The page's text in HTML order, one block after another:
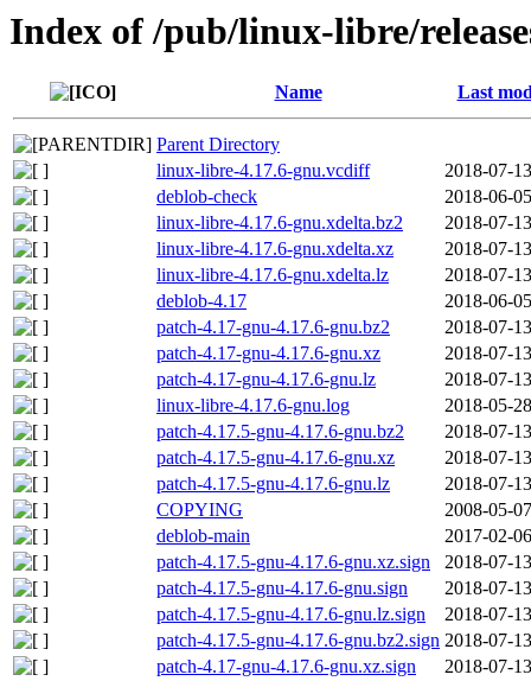
Index of /pub/linux-libre/
Name Last
Parent Directory
linux-libre-4.17.6-gnu.vcdiff
2018-07-
deblob-check
2018-06-
linux-libre-4.17.6-gnu.xdelta.bz2
2018-07-
linux-libre-4.17.6-gnu.xdelta.xz
2018-07-
linux-libre-4.17.6-gnu.xdelta.lz
2018-07-
deblob-4.17
2018-06-
patch-4.17-gnu-4.17.6-gnu.bz2
2018-07-
patch-4.17-gnu-4.17.6-gnu.xz
2018-07-
patch-4.17-gnu-4.17.6-gnu.lz
2018-07-
linux-libre-4.17.6-gnu.log
2018-05-
patch-4.17.5-gnu-4.17.6-gnu.bz2
2018-07-
patch-4.17.5-gnu-4.17.6-gnu.xz
2018-07-
patch-4.17.5-gnu-4.17.6-gnu.lz
2018-07-
COPYING
2008-05-
deblob-main
2017-02-
patch-4.17.5-gnu-4.17.6-gnu.xz.sign
2018-07-
patch-4.17.5-gnu-4.17.6-gnu.sign
2018-07-
patch-4.17.5-gnu-4.17.6-gnu.lz.sign
2018-07-
patch-4.17.5-gnu-4.17.6-gnu.bz2.sign 2018-07-
patch-4.17-gnu-4.17.6-gnu.xz.sign
2018-07-